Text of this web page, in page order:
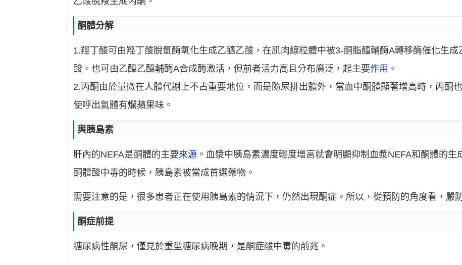
酮體分解
1.羥丁酸可由羥丁酸脫氫酶氧化生成乙醯乙酸，在肌肉線粒體中被3-酮脂醯輔酶A轉移酶催化生成
酸。也可由乙醯乙醯輔酶A合成酶激活，但前者活力高且分布廣泛，起主要作用 。
2.丙酮由於量微在人體代謝上不占重要地位，而是隨尿排出體外，當血中酮體顯著增高時，丙酮
使呼出氣體有爛蘋果味。
與胰島素
肝內的NEFA是酮體的主要來源 。血漿中胰島素濃度輕度增高就會明顯抑制血漿NEFA和酮體的生
酮體酸中毒的時候，胰島素被當成首選藥物。
需要注意的是，很多患者正在使用胰島素的情況下，仍然出現酮症。所以，從預防的角度看，嚴
酮症前提
糖尿病性酮尿，僅見於重型糖尿病晚期，是酮症酸中毒的前兆。